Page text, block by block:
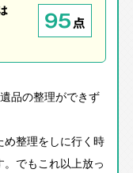
95点
品の整理ができず
整理をしに行く時
でもこれ以上放っ